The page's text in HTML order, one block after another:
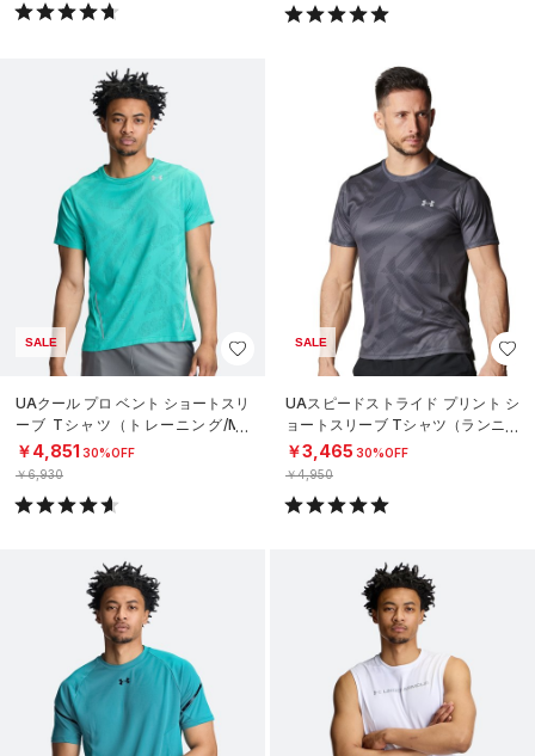
SALE
UAクール プロ ベント ショートスリ
ーブ Tシャツ（トレーニング/ME
N）
￥4,851 30%OFF
￥6,930
SALE
UAスピードストライド プリント シ
ョートスリーブ Tシャツ（ランニン
グ/MEN）
￥3,465 30%OFF
￥4,950